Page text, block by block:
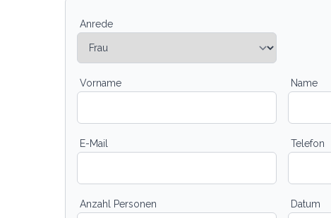
Anrede
Vorname Name
E-Mail Telefon
Anzahl Personen Datum